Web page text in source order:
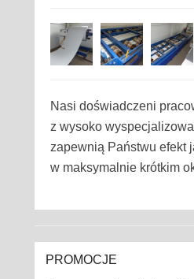
Nasi doświadczeni
z wysoko
zapewnią Państwu efekt
w maksymalnie krótkim
PROMOCJE